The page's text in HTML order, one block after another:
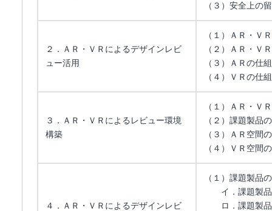
（３）安全上の
２．ＡＲ・ＶＲによるデザインレビ
ュー活用
（１）ＡＲ・Ｖ
（２）ＡＲ・Ｖ
（３）ＡＲの仕
（４）ＶＲの仕
３．ＡＲ・ＶＲによるレビュー環境
構築
（１）ＡＲ・Ｖ
（２）課題製品
（３）ＡＲ空間
（４）ＶＲ空間
４．ＡＲ・ＶＲによるデザインレビ
（１）課題製品
イ．課題製品
ロ．課題製品